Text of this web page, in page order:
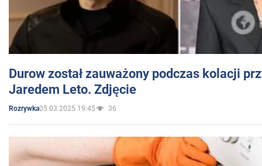
Durow został zauważony podczas kolacji
Jaredem Leto. Zdjęcie
Rozrywka05.03.2025 19:45 36